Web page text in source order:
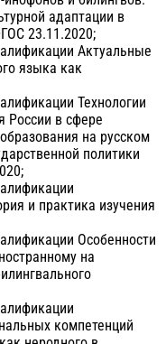
адаптации в
23.11.2020;
Актуальные
языка как
Технологии
России в сфере
на русском
политики
и практика изучения
Особенности
на
компетенций